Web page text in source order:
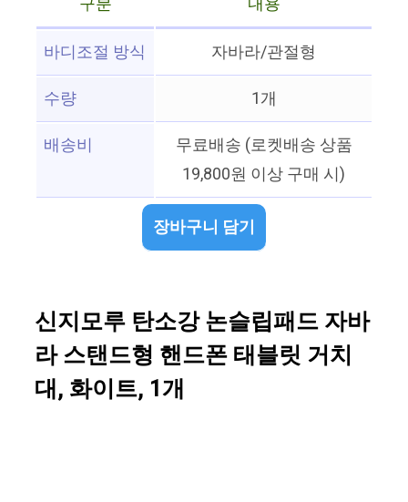
바디조절 방식
자바라/관절형
수량
1개
배송비
무료배송 (로켓배송 상품
19,800원 이상 구매 시)
장바구니 담기
신지모루 탄소강 논슬립패드 자바
라 스탠드형 핸드폰 태블릿 거치
대, 화이트, 1개